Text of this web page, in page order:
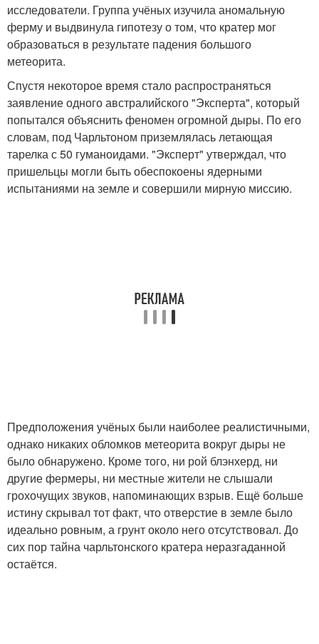
исследователи. Группа учёных изучила аномальную
ферму и выдвинула гипотезу о том, что кратер мог
образоваться в результате падения большого
метеорита.
Спустя некоторое время стало распространяться
заявление одного австралийского "Эксперта", который
попытался объяснить феномен огромной дыры. По его
словам, под Чарльтоном приземлялась летающая
тарелка с 50 гуманоидами. "Эксперт" утверждал, что
пришельцы могли быть обеспокоены ядерными
испытаниями на земле и совершили мирную миссию.
Предположения учёных были наиболее реалистичными,
однако никаких обломков метеорита вокруг дыры не
было обнаружено. Кроме того, ни рой блэнхерд, ни
другие фермеры, ни местные жители не слышали
грохочущих звуков, напоминающих взрыв. Ещё больше
истину скрывал тот факт, что отверстие в земле было
идеально ровным, а грунт около него отсутствовал. До
сих пор тайна чарльтонского кратера неразгаданной
остаётся.